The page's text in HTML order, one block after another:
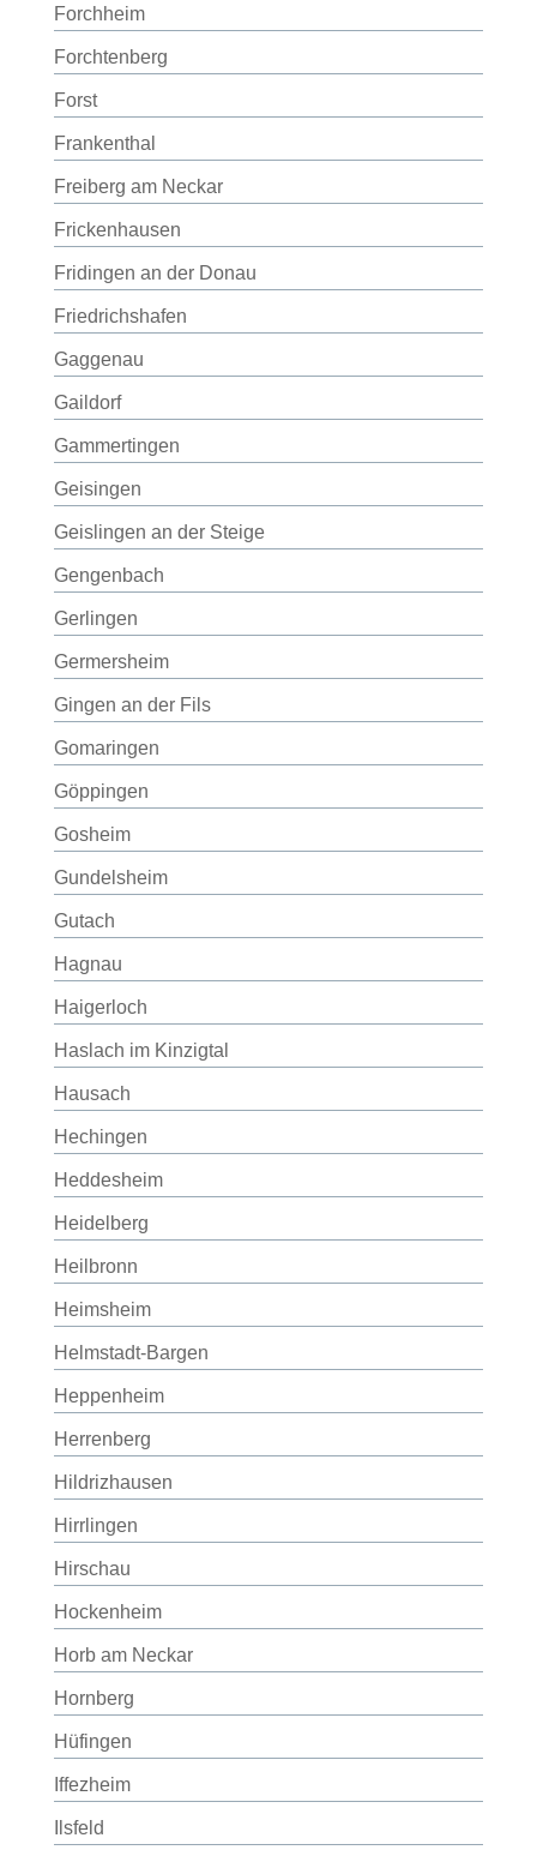
Forchheim
Forchtenberg
Forst
Frankenthal
Freiberg am Neckar
Frickenhausen
Fridingen an der Donau
Friedrichshafen
Gaggenau
Gaildorf
Gammertingen
Geisingen
Geislingen an der Steige
Gengenbach
Gerlingen
Germersheim
Gingen an der Fils
Gomaringen
Göppingen
Gosheim
Gundelsheim
Gutach
Hagnau
Haigerloch
Haslach im Kinzigtal
Hausach
Hechingen
Heddesheim
Heidelberg
Heilbronn
Heimsheim
Helmstadt-Bargen
Heppenheim
Herrenberg
Hildrizhausen
Hirrlingen
Hirschau
Hockenheim
Horb am Neckar
Hornberg
Hüfingen
Iffezheim
Ilsfeld